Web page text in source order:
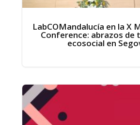
LabCOMandalucía en la X
Conference: abrazos de
ecosocial en